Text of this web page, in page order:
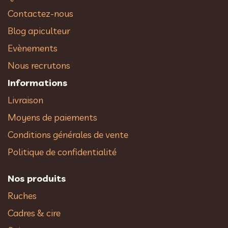
Contactez-nous
Blog apiculteur
Evènements
Nous recrutons
Informations
Livraison
Moyens de paiements
Conditions générales de vente
Politique de confidentialité
Nos produits
Ruches
Cadres & cire